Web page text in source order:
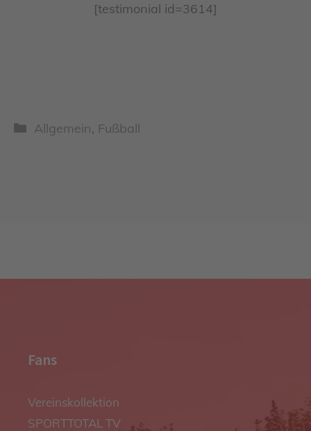
[testimonial id=3614]
Kategorien
Allgemein, Fußball
Fans
Vereinskollektion
SPORTTOTAL TV